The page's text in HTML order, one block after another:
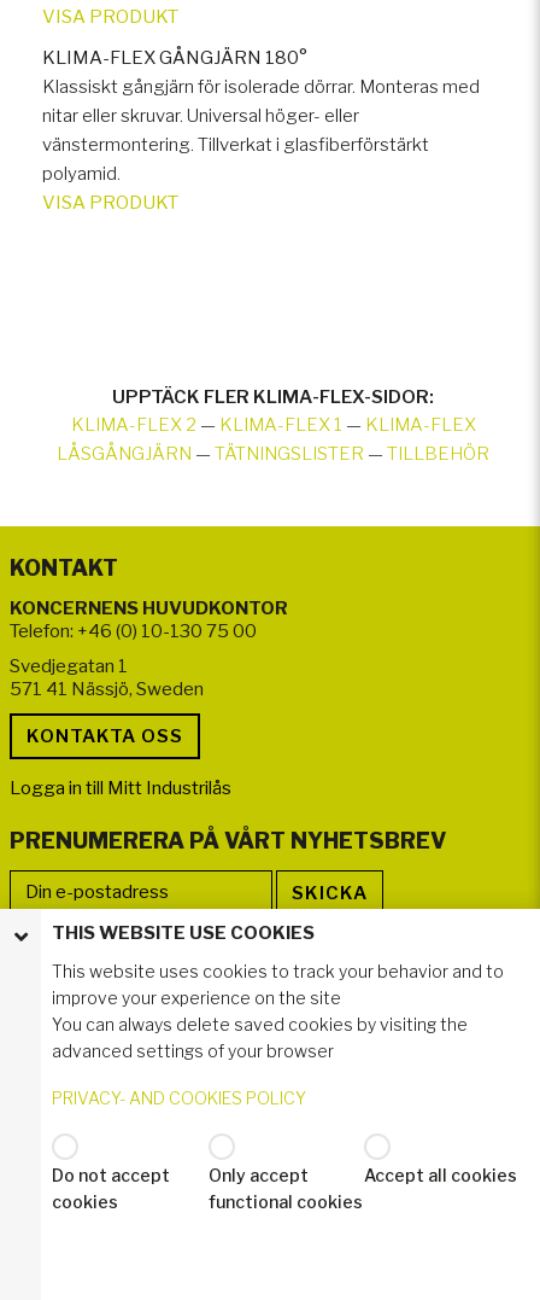
VISA PRODUKT
KLIMA-FLEX GÅNGJÄRN 180°
Klassiskt gångjärn för isolerade dörrar. Monteras med
nitar eller skruvar. Universal höger- eller
vänstermontering. Tillverkat i glasfiberförstärkt
polyamid.
VISA PRODUKT
UPPTÄCK FLER KLIMA-FLEX-SIDOR:
KLIMA-FLEX 2 — KLIMA-FLEX 1 — KLIMA-FLEX
LÅSGÅNGJÄRN — TÄTNINGSLISTER — TILLBEHÖR
KONTAKT
KONCERNENS HUVUDKONTOR
Telefon: +46 (0) 10-130 75 00
Svedjegatan 1
571 41 Nässjö, Sweden
Logga in till Mitt Industrilås
PRENUMERERA PÅ VÅRT NYHETSBREV
FÖLJ OSS
THIS WEBSITE USE COOKIES
This website uses cookies to track your behavior and to
improve your experience on the site
You can always delete saved cookies by visiting the
advanced settings of your browser
PRIVACY- AND COOKIES POLICY
Do not accept
cookies
Only accept
functional cookies
Accept all cookies
© 2021 Industrilås AB